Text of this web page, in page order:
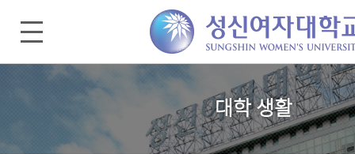
대학 생활